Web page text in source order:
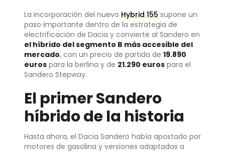
La incorporación del nuevo Hybrid 155 supone un
paso importante dentro de la estrategia de
electrificación de Dacia y convierte al Sandero en
el híbrido del segmento B más accesible del
mercado, con un precio de partida de 19.890
euros para la berlina y de 21.290 euros para el
Sandero Stepway.
El primer Sandero
híbrido de la historia
Hasta ahora, el Dacia Sandero había apostado por
motores de gasolina y versiones adaptadas a